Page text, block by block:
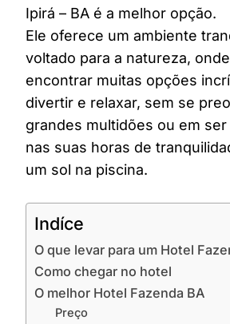
Ipirá – BA é a melhor opção.
Ele oferece um ambiente
voltado para a natureza,
encontrar muitas opções
divertir e relaxar, sem se
grandes multidões ou em
nas suas horas de
um sol na piscina.
Indíce
O que levar para um Hotel
Como chegar no hotel
O melhor Hotel Fazenda BA
Preço